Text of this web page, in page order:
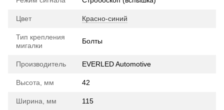
Цвет Красно-синий
Тип крепления
мигалки
Болты
Производитель EVERLED Automotive
Высота, мм 42
Ширина, мм 115